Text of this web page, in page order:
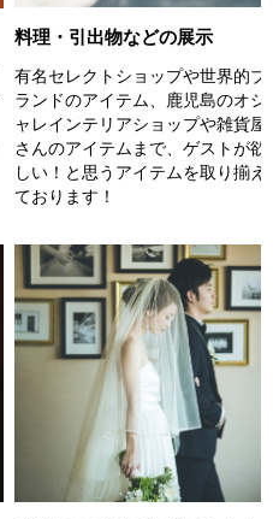
料理・引出物などの展示
有名セレクトショップや世界的ブ
ランドのアイテム、鹿児島のオシ
ャレインテリアショップや雑貨屋
さんのアイテムまで、ゲストが欲
しい！と思うアイテムを取り揃え
ております！